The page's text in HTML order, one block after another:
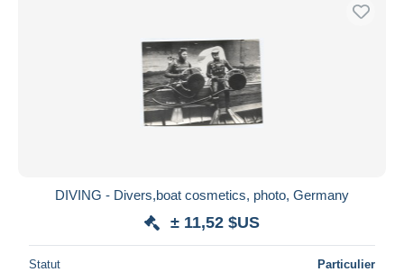
DIVING - Divers,boat cosmetics, photo, Germany
± 11,52 $US
Statut Particulier